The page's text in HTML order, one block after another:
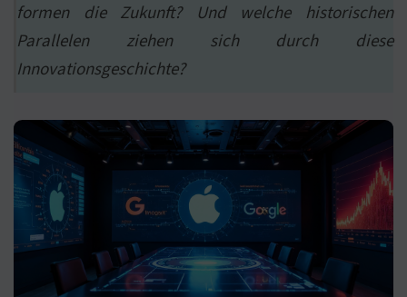
formen die Zukunft? Und welche historischen
Parallelen ziehen sich durch diese
Innovationsgeschichte?